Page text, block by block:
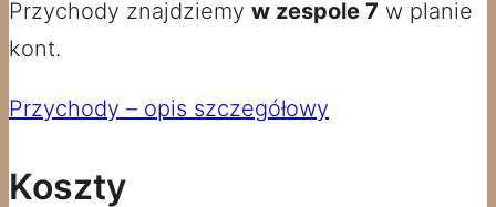
Przychody znajdziemy w zespole 7 w planie
kont.
Przychody – opis szczegółowy
Koszty